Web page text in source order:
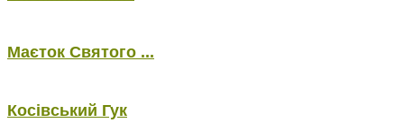
Маєток Святого ...
Косівський Гук